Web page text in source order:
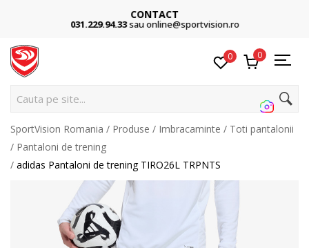
CONTACT
031.229.94.33sau online@sportvision.ro
0 0
Cauta pe site...
SportVision Romania Produse Imbracaminte
Toti pantalonii
Pantaloni de trening
adidas Pantaloni de trening TIRO26L TRPNTS